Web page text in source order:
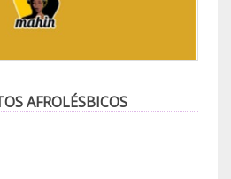
AFROLÉSBICOS